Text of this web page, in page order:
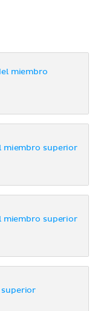
miembro
miembro superior
miembro superior
superior